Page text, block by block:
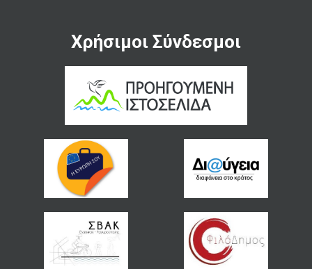
Χρήσιμοι Σύνδεσμοι